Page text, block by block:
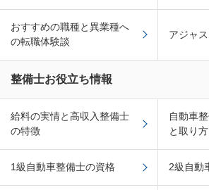
おすすめの職種と異業種へ
の転職体験談
アジャ
整備士お役立ち情報
給料の実情と高収入整備士
の特徴
自動車
と取り方
1級自動車整備士の資格 2級自動